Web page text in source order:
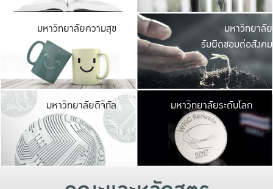
มหาวิทยาลัยความสุข มหาวิ
ค
เปิดประ
และพบเรื่องราวใ
มหาวิทยาลัย
รับผิดชอบต่อสังคม
มหาวิทยาลัยดิจิทัล มหาวิ
เปลี่ยนแปลง แล
เพื่อทำง
ระบบสารสนเทศ
มหาวิทยาลัยระดับโลก